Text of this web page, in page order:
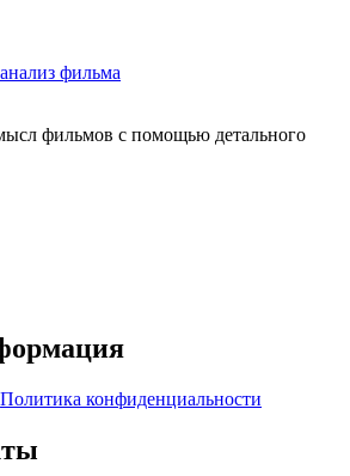
фильма
фильмов с помощью детального
Политика конфиденциальности